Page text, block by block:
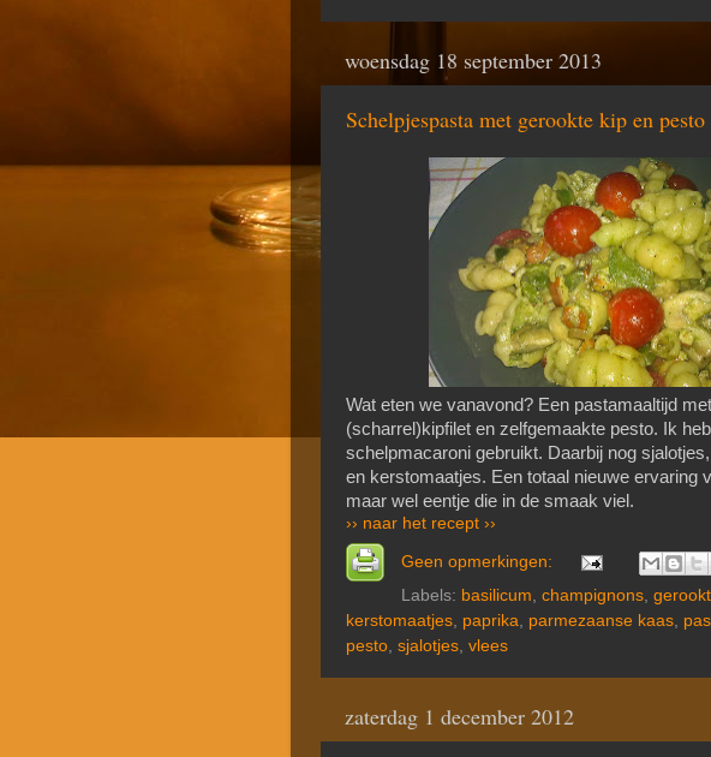
woensdag 18 september 2013
Schelpjespasta met gerookte kip en pesto
Wat eten we vanavond? Een pastamaaltijd
(scharrel)kipfilet en zelfgemaakte pesto. Ik
schelpmacaroni gebruikt. Daarbij nog
en kerstomaatjes. Een totaal nieuwe ervaring
maar wel eentje die in de smaak viel.
›› naar het recept ››
Geen opmerkingen:
Labels: basilicum champignons,
kerstomaatjes paprika parmezaanse kaas
pesto sjalotjes vlees
zaterdag 1 december 2012